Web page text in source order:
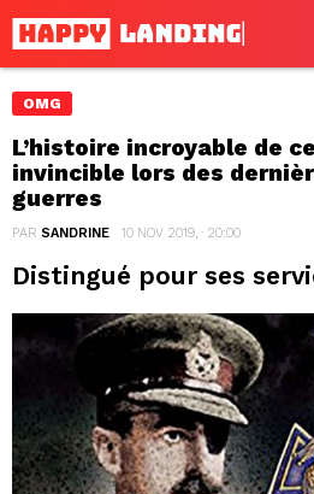
OMG
L’histoire incroyable de
invincible lors des
guerres
PAR SANDRINE 10 NOV 2019, · 20:00
Distingué pour ses